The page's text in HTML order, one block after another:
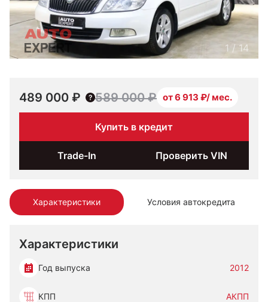
Характеристики Условия автокредита
Характеристики
Год выпуска 2012
КПП АКПП
1 / 14
489 000 ₽ 589 000 ₽ от 6 913 ₽/ мес.
Купить в кредит
Trade-In Проверить VIN